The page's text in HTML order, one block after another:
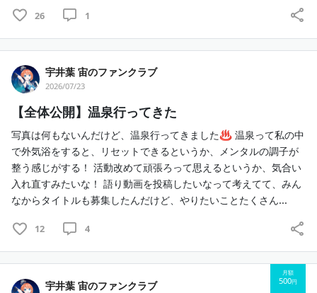
不定期更新の日記の中盤以降が見れるよ！(実写写真
※過去の投稿も見ることができます！
４，限定Discordサーバー招待（
キミと宙との距離がもっと近くになれるサーバー！
FC限定配信、通話はここで個別にやるよ！
４ー１，限定Discordサーバーでの『ぷちそら会議』参加
券（💙💚💛🧡🤍）
ちょおおおおお不定期にメン限でも話せない悩みや相
談事をみんなにします！
※アーカイブは残りません。
鍵垢招待（
FC限定鍵アカウントを公開！
キミを監視したりリプやいいねが飛んで来るかも…！
26 1
宇井葉 宙のファンクラブ
2026/07/23
【全体公開】温泉行ってきた
写真は何もないんだけど、温泉行ってきました♨️ 温泉って私の中
で外気浴をすると、リセットできるというか、メンタルの調子が
整う感じがする！ 活動改めて頑張ろって思えるというか、気合い
入れ直すみたいな！ 語り動画を投稿したいなって考えてて、みん
なからタイトルも募集したんだけど、やりたいことたくさん...
12 4
宇井葉 宙のファンクラブ
月額
500円